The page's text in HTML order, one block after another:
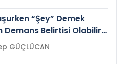
“Şey” Demek
Demans Belirtisi Olabilir
Zeynep GÜÇLÜCAN